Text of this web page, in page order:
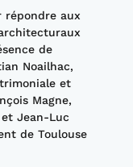
répondre aux
de
Noailhac,
et
Magne,
et Jean-Luc
de Toulouse